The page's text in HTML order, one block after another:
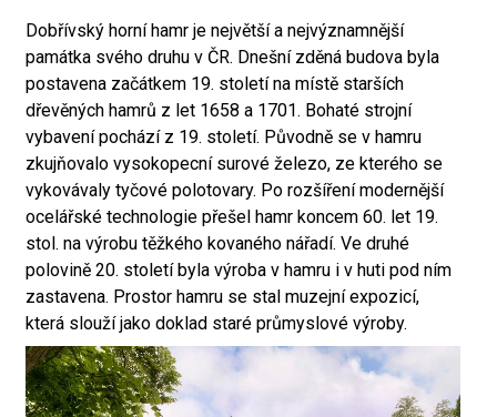
Dobřívský horní hamr je největší a nejvýznamnější
památka svého druhu v ČR. Dnešní zděná budova byla
postavena začátkem 19. století na místě starších
dřevěných hamrů z let 1658 a 1701. Bohaté strojní
vybavení pochází z 19. století. Původně se v hamru
zkujňovalo vysokopecní surové železo, ze kterého se
vykovávaly tyčové polotovary. Po rozšíření modernější
ocelářské technologie přešel hamr koncem 60. let 19.
stol. na výrobu těžkého kovaného nářadí. Ve druhé
polovině 20. století byla výroba v hamru i v huti pod ním
zastavena. Prostor hamru se stal muzejní expozicí,
která slouží jako doklad staré průmyslové výroby.